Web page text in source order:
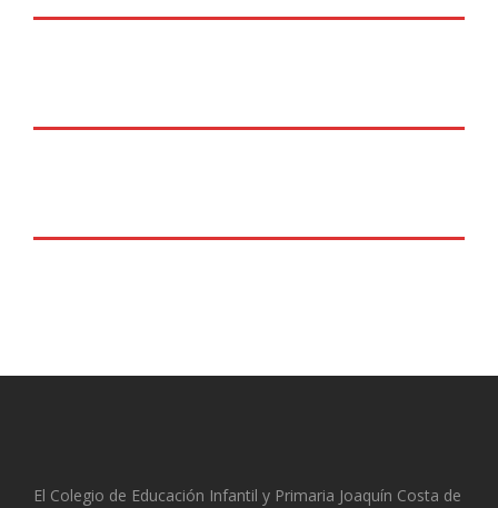
El Colegio de Educación Infantil y Primaria Joaquín Costa de